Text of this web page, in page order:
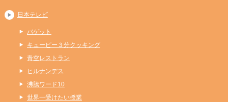
日本テレビ
バゲット
キューピー３分クッキング
青空レストラン
ヒルナンデス
沸騰ワード10
世界一受けたい授業